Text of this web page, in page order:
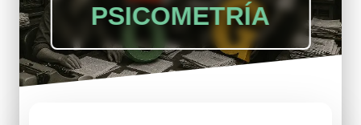
PSICOMETRÍA